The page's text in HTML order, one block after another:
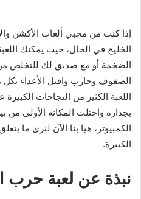
إذا كنت من محبي ألعاب الأكشن
الخليج في الحال، حيث يمكنك
الضخمة أو مع صديق لك للتخلص
الصفوف وحارب واقتل الأعداء
اللعبة الكثير من النجاحات
بجدارة واحتلت المكانة الأولى من
الكمبيوتر، هيا بنا الآن لنرى ما
الكبيرة.
نبذة عن لعبة حرب